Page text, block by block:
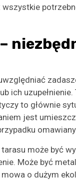
wszystkie
ich
to głównie
jest
może być
Może być
o dużym